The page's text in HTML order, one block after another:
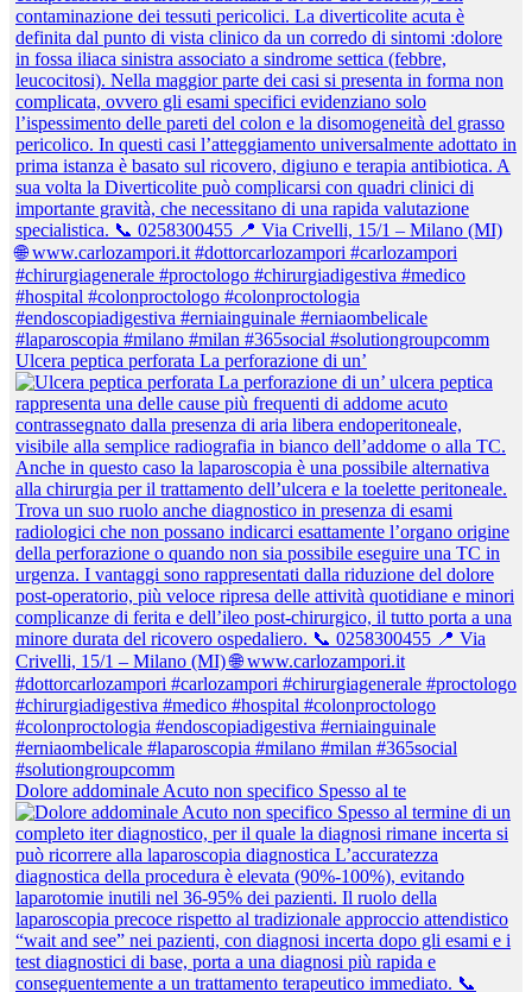
Ulcera peptica perforata La perforazione di un’
Dolore addominale Acuto non specifico Spesso al te